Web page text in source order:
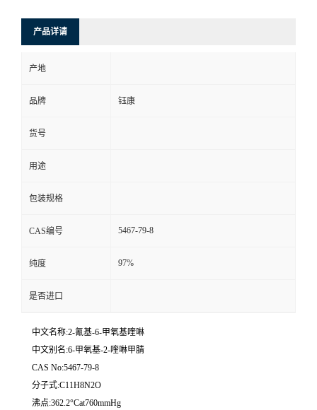
产品详请
产地
品牌 钰康
货号
用途
包装规格
CAS编号 5467-79-8
纯度 97%
是否进口
中文名称:2-氰基-6-甲氧基喹啉
中文别名:6-甲氧基-2-喹啉甲腈
CAS No:5467-79-8
分子式:C11H8N2O
沸点:362.2°Cat760mmHg